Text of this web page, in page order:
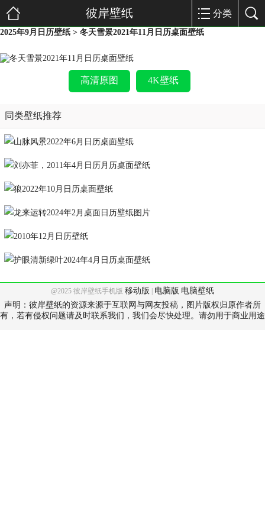
彼岸壁纸 分类
2025年9月日历壁纸 > 冬天雪景2021年11月日历桌面壁纸
高清原图 4K壁纸
同类壁纸推荐
@2025 彼岸壁纸手机版 移动版 电脑版 电脑壁纸
声明：彼岸壁纸的资源来源于互联网与网友投稿，图片版权归原作者所
有，若有侵权问题请及时联系我们，我们会尽快处理。请勿用于商业用途